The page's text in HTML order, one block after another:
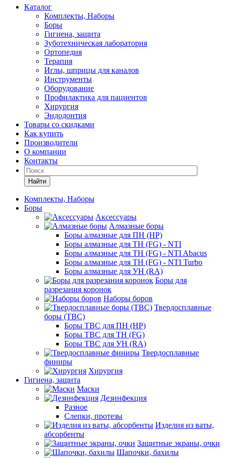
Каталог
Комплекты, Наборы
Боры
Гигиена, защита
Зуботехническая лаборатория
Ортопедия
Терапия
Иглы, шприцы для каналов
Инструменты
Оборудование
Профилактика для пациентов
Хирургия
Эндодонтия
Товары со скидками
Как купить
Производители
О компании
Контакты
Найти
Комплекты, Наборы
Боры
Аксессуары
Алмазные боры
Боры алмазные для ПН (HP)
Боры алмазные для ТН (FG) - NTI
Боры алмазные для ТН (FG) - NTI Abacus
Боры алмазные для ТН (FG) - NTI Turbo
Боры алмазные для УН (RA)
Боры для
разрезания коронок
Наборы боров
Твердосплавные
боры (ТВС)
Боры ТВС для ПН (HP)
Боры ТВС для ТН (FG)
Боры ТВС для УН (RA)
Твердосплавные
финиры
Хирургия
Гигиена, защита
Маски
Дезинфекция
Разное
Слепки, протезы
Изделия из ваты,
абсорбенты
Защитные экраны, очки
Шапочки, бахилы